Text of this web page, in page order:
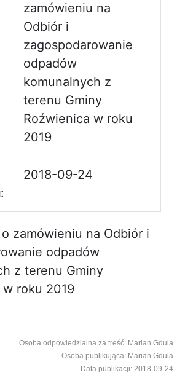
zamówieniu na
Odbiór i
zagospodarowanie
odpadów
komunalnych z
terenu Gminy
Roźwienica w roku
2019
:
2018-09-24
o zamówieniu na Odbiór i
odpadów
z terenu Gminy
roku 2019
Osoba odpowiedzialna za treść: Marian Gdula
Osoba publikująca: Marian Gdula
Data publikacji: 2018-09-24